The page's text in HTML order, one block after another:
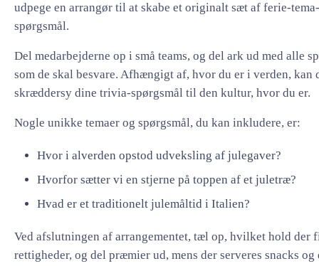
udpege en arrangør til at skabe et originalt sæt af ferie-tema-
spørgsmål.
Del medarbejderne op i små teams, og del ark ud med alle
som de skal besvare. Afhængigt af, hvor du er i verden, kan
skræddersy dine trivia-spørgsmål til den kultur, hvor du er.
Nogle unikke temaer og spørgsmål, du kan inkludere, er:
Hvor i alverden opstod udveksling af julegaver?
Hvorfor sætter vi en stjerne på toppen af et juletræ?
Hvad er et traditionelt julemåltid i Italien?
Ved afslutningen af arrangementet, tæl op, hvilket hold der
rettigheder, og del præmier ud, mens der serveres snacks og